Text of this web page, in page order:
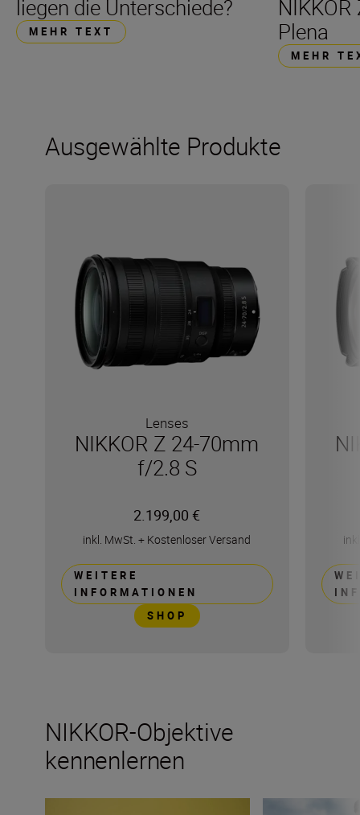
liegen die Unterschiede?
MEHR TEXT
Plena
MEHR
Ausgewählte Produkte
Lenses
NIKKOR Z 24-70mm
f/2.8 S
2.199,00 €
inkl. MwSt. + Kostenloser Versand
WEITERE
INFORMATIONEN
SHOP
NIKKOR-Objektive
kennenlernen